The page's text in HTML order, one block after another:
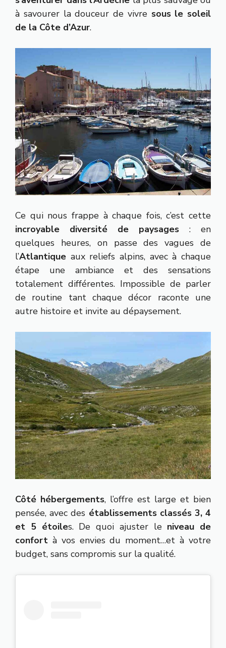
à savourer la douceur de vivre sous le soleil
de la Côte d’Azur.
Ce qui nous frappe à chaque fois, c’est cette
incroyable diversité de paysages : en
quelques heures, on passe des vagues de
l’Atlantique aux reliefs alpins, avec à chaque
étape une ambiance et des sensations
totalement différentes. Impossible de parler
de routine tant chaque décor raconte une
autre histoire et invite au dépaysement.
Côté hébergements, l’offre est large et bien
pensée, avec des établissements classés 3, 4
et 5 étoiles. De quoi ajuster le niveau de
confort à vos envies du moment…et à votre
budget, sans compromis sur la qualité.